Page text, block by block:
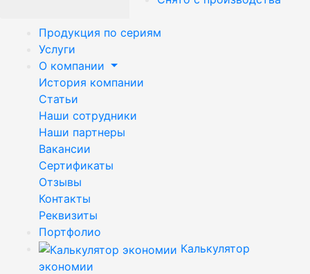
Продукция по сериям
Услуги
О компании
История компании
Статьи
Наши сотрудники
Наши партнеры
Вакансии
Сертификаты
Отзывы
Контакты
Реквизиты
Портфолио
Калькулятор
экономии